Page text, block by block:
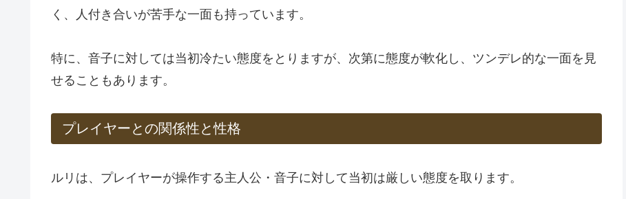
く、人付き合いが苦手な一面も持っています。
特に、音子に対しては当初冷たい態度をとりますが、次第に態度が軟化し、ツンデレ的な一面を見
せることもあります。
プレイヤーとの関係性と性格
ルリは、プレイヤーが操作する主人公・音子に対して当初は厳しい態度を取ります。